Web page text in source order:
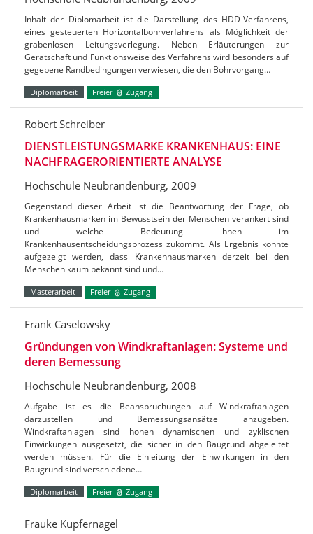
Inhalt der Diplomarbeit ist die Darstellung des HDD-Verfahrens,
eines gesteuerten Horizontalbohrverfahrens als Möglichkeit der
grabenlosen Leitungsverlegung. Neben Erläuterungen zur
Gerätschaft und Funktionsweise des Verfahrens wird besonders auf
gegebene Randbedingungen verwiesen, die den Bohrvorgang…
Diplomarbeit Freier Zugang
Robert Schreiber
DIENSTLEISTUNGSMARKE KRANKENHAUS: EINE
NACHFRAGERORIENTIERTE ANALYSE
Hochschule Neubrandenburg, 2009
Gegenstand dieser Arbeit ist die Beantwortung der Frage, ob
Krankenhausmarken im Bewusstsein der Menschen verankert sind
und welche Bedeutung ihnen im
Krankenhausentscheidungsprozess zukommt. Als Ergebnis konnte
aufgezeigt werden, dass Krankenhausmarken derzeit bei den
Menschen kaum bekannt sind und…
Masterarbeit Freier Zugang
Frank Caselowsky
Gründungen von Windkraftanlagen: Systeme und
deren Bemessung
Hochschule Neubrandenburg, 2008
Aufgabe ist es die Beanspruchungen auf Windkraftanlagen
darzustellen und Bemessungsansätze anzugeben.
Windkraftanlagen sind hohen dynamischen und zyklischen
Einwirkungen ausgesetzt, die sicher in den Baugrund abgeleitet
werden müssen. Für die Einleitung der Einwirkungen in den
Baugrund sind verschiedene…
Diplomarbeit Freier Zugang
Frauke Kupfernagel